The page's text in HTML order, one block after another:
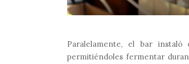
Paralelamente, el bar
permitiéndoles fermentar